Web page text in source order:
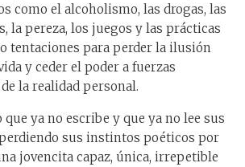
como el alcoholismo, las drogas, las
la pereza, los juegos y las prácticas
tentaciones para perder la ilusión
y ceder el poder a fuerzas
la realidad personal.
ya no escribe y que ya no lee sus
sus instintos poéticos por
jovencita capaz, única, irrepetible